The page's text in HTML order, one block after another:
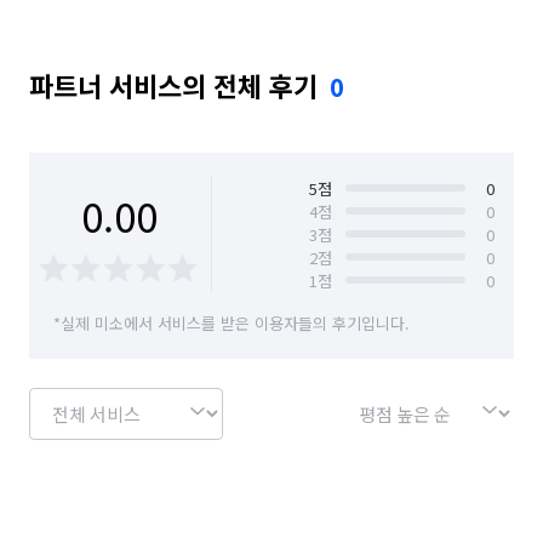
파트너 서비스의 전체 후기 0
0.00 5점
0
4점
0
3점
0
2점
0
1점
0
*실제 미소에서 서비스를 받은 이용자들의 후기입니다.